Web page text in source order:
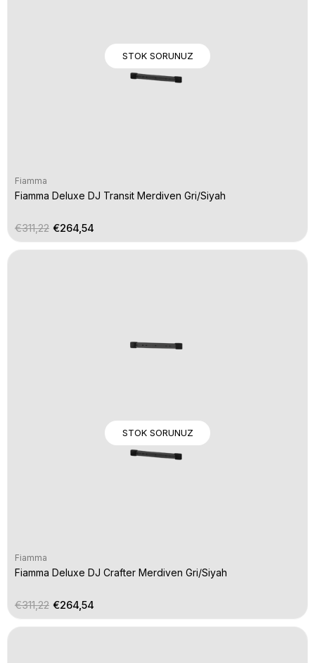
STOK SORUNUZ
Fiamma
Fiamma Deluxe DJ Transit Merdiven Gri/Siyah
€264,54
€311,22
STOK SORUNUZ
Fiamma
Fiamma Deluxe DJ Crafter Merdiven Gri/Siyah
€264,54
€311,22